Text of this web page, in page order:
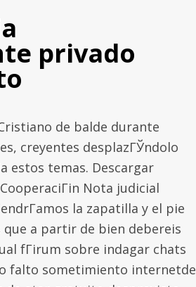
privado
de balde durante
creyentes desplazГЎndolo
estos temas. Descargar
Nota judicial
la zapatilla y el pie
que a partir de bien debereis
fГіrum sobre indagar chats
falto sometimiento internetde